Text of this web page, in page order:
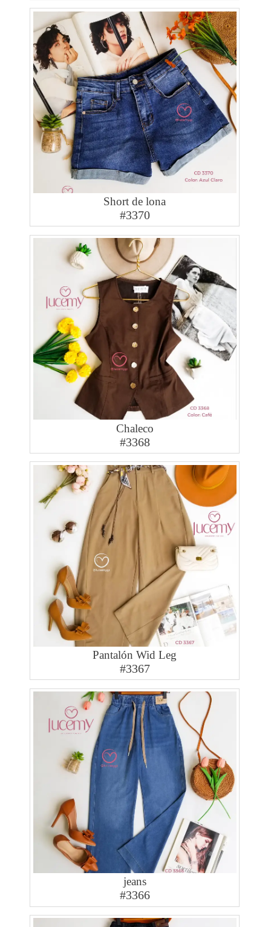
Short de lona
#3370
Chaleco
#3368
Pantalón Wid Leg
#3367
jeans
#3366